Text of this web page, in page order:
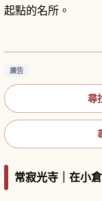
起點的名所。
京都嵐山天龍寺
廣告
尋
常寂光寺｜在小